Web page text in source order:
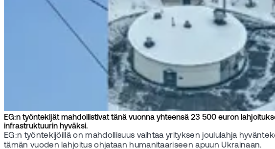
EG:n työntekijät mahdollistivat tänä vuonna yhteensä 23 500 euron
infrastruktuurin hyväksi.
EG:n työntekijöillä on mahdollisuus vaihtaa yrityksen joululahja
tämän vuoden lahjoitus ohjataan humanitaariseen apuun Ukrainaan.